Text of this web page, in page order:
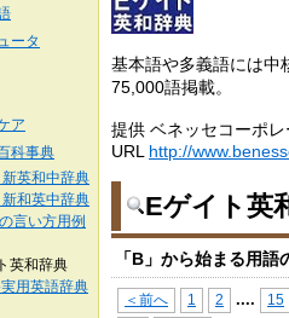
基本語や多義語には中
75,000語掲載。
提供 ベネッセコーポレ
URL http://
Eゲイト英
「B」から始まる用語
＜前へ 1 2 .... 15
ータ
ア
科事典
英和中辞典
和英中辞典
言い方用例
英和辞典
用英語辞典